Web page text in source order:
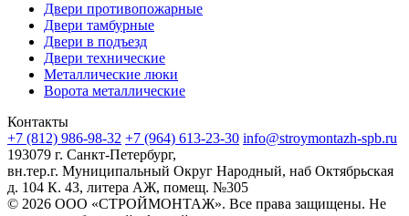
Двери противопожарные
Двери тамбурные
Двери в подъезд
Двери технические
Металлические люки
Ворота металлические
Контакты
+7 (812) 986-98-32 +7 (964) 613-23-30 info@stroymontazh-spb.ru
193079 г. Санкт-Петербург,
вн.тер.г. Муниципальный Округ Народный, наб Октябрьская
д. 104 К. 43, литера АЖ, помещ. №305
© 2026 ООО «СТРОЙМОНТАЖ». Все права защищены. Не